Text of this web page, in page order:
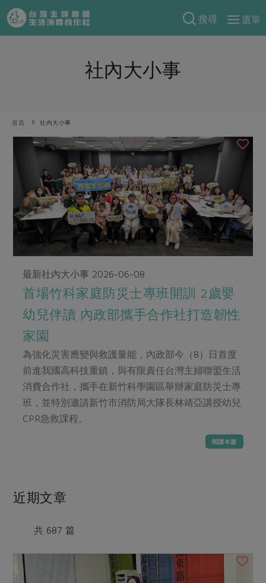
搜尋
選單
產品分類
奶蛋豆・五穀
乳製品
豆製品 米麵雜糧
肉品・水產
畜產肉類 水產
水畜加工品
休閒零嘴 沖泡飲品
保健食品
居家好物
日用品
優惠專區
米食
常備菜
蔬食
蛋料理
料理方式
烘焙．點心
醬料
湯品．鍋物
漬物
涼拌沙拉
飲品
年菜食譜
養身食補
把最好的台灣味帶回家！
防災用品預購圓滿結束
2026年端午節預購圓滿結束
更多預購活動
當季產品
合作25-經典快閃最後一週
合作25-精選產品第四彈
合作25-精選產品第三彈
更多當季產品
議題活動
主婦聯盟X樂齡網特約優惠案
主婦食堂 一籃菜真心話
社內大小事 合作聯合國
產品故事 生活提案
樂齡生活
廚房瑜伽
減硝酸鹽
非基改運動 支持本土農糧
廢核運動 能源議題
減添加物 減塑減廢
公益金
綠主張月刊
典藏閱覽室
關於合作社
認識合作社
關於我們
員工與求才
產品檢驗
自主把關
檢驗報告
硝酸鹽檢驗
社員權益
媒體報導
下載專區
重要公告
社內大小事
首頁 社內大小事
最新社內大小事 2026-06-08
首場竹科家庭防災士專班開訓 2歲嬰
幼兒伴讀 內政部攜手合作社打造韌性
家園
為強化災害應變與救護量能，內政部今（8）日首度
前進我國高科技重鎮，與有限責任台灣主婦聯盟生活
消費合作社，攜手在新竹科學園區舉辦家庭防災士專
班，並特別邀請新竹市消防局大隊長林靖亞講授幼兒
CPR急救課程。
閱讀本篇
近期文章
共 687 篇